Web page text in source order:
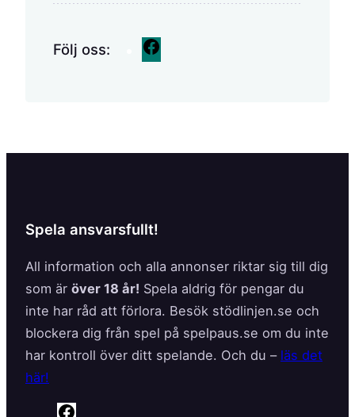
Följ oss:
o
Spela ansvarsfullt!
All information och alla annonser riktar sig till dig
som är över 18 år! Spela aldrig för pengar du
inte har råd att förlora. Besök stödlinjen.se och
blockera dig från spel på spelpaus.se om du inte
har kontroll över ditt spelande. Och du – läs det
här!